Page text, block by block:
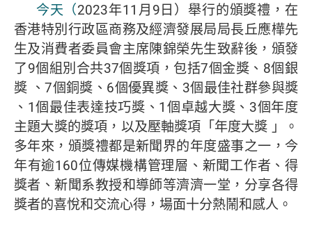
今天（2023年11月9日）舉行的頒獎禮，在
香港特別行政區商務及經濟發展局局長丘應樺先
生及消費者委員會主席陳錦榮先生致辭後，頒發
了9個組別合共37個獎項，包括7個金獎、8個銀
獎 、7個銅獎、6個優異獎、3個最佳社群參與獎
、1個最佳表達技巧獎、1個卓越大獎、3個年度
主題大獎的獎項，以及壓軸獎項「年度大獎 」。
多年來，頒獎禮都是新聞界的年度盛事之一，今
年有逾160位傳媒機構管理層、新聞工作者、得
獎者、新聞系教授和導師等濟濟一堂，分享各得
獎者的喜悅和交流心得，場面十分熱鬧和感人。